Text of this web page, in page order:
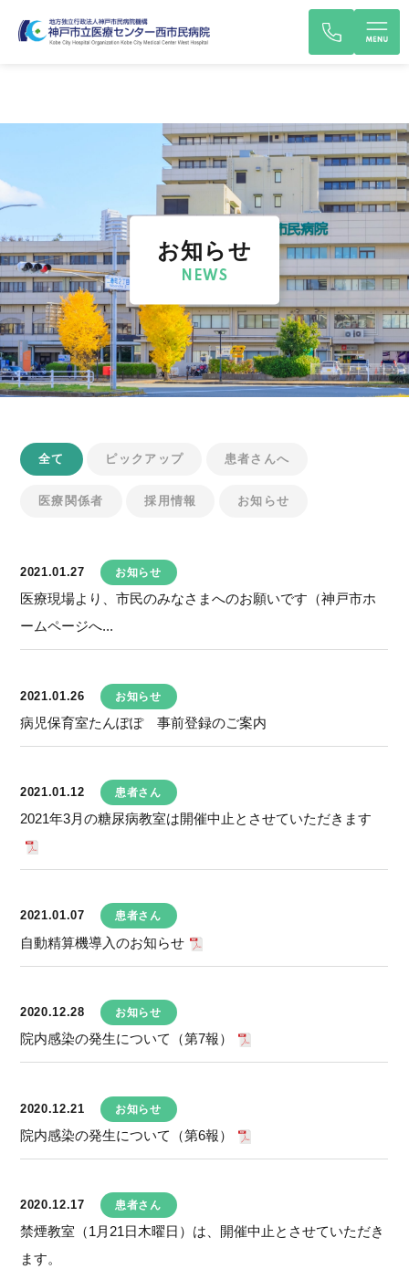
お知らせ
NEWS
全て ピックアップ 患者さんへ
医療関係者 採用情報 お知らせ
2021.01.27 お知らせ
医療現場より、市民のみなさまへのお願いです（神戸市ホ
ームページへ...
2021.01.26 お知らせ
病児保育室たんぽぽ 事前登録のご案内
2021.01.12 患者さん
2021年3月の糖尿病教室は開催中止とさせていただきます
2021.01.07 患者さん
自動精算機導入のお知らせ
2020.12.28 お知らせ
院内感染の発生について（第7報）
2020.12.21 お知らせ
院内感染の発生について（第6報）
2020.12.17 患者さん
禁煙教室（1月21日木曜日）は、開催中止とさせていただき
ます。